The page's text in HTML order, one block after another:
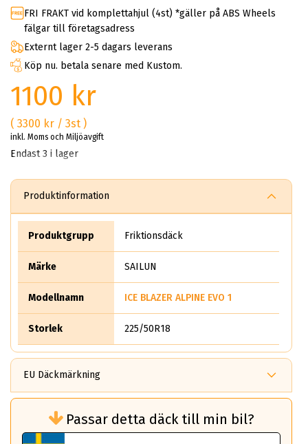
FRI FRAKT vid komplettahjul (4st) *gäller på ABS Wheels
fälgar till företagsadress
Externt lager 2-5 dagars leverans
Köp nu. betala senare med Kustom.
1100 kr
( 3300 kr / 3st )
inkl. Moms och Miljöavgift
Endast 3 i lager
Produktinformation
Produktgrupp Friktionsdäck
Märke SAILUN
Modellnamn ICE BLAZER ALPINE EVO 1
Storlek 225/50R18
EU Däckmärkning
bränsleförbrukningen)
Det ska vara en betygsskala från klass A
Passar detta däck till min bil?